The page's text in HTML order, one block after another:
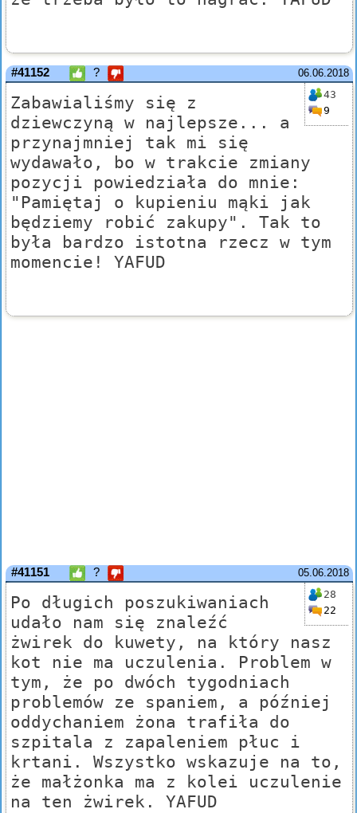
06.06.2018
#41152 ?
43
9
Zabawialiśmy się z
dziewczyną w najlepsze... a
przynajmniej tak mi się
wydawało, bo w trakcie zmiany
pozycji powiedziała do mnie:
"Pamiętaj o kupieniu mąki jak
będziemy robić zakupy". Tak to
była bardzo istotna rzecz w tym
momencie! YAFUD
05.06.2018
#41151 ?
28
22
Po długich poszukiwaniach
udało nam się znaleźć
żwirek do kuwety, na który nasz
kot nie ma uczulenia. Problem w
tym, że po dwóch tygodniach
problemów ze spaniem, a później
oddychaniem żona trafiła do
szpitala z zapaleniem płuc i
krtani. Wszystko wskazuje na to,
że małżonka ma z kolei uczulenie
na ten żwirek. YAFUD